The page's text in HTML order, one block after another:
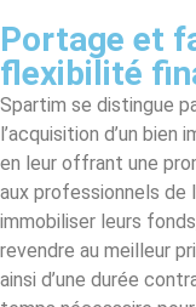
Portage et
flexibilité
Spartim se distingue
l’acquisition d’un
en leur offrant une
aux professionnels de
immobiliser leurs
revendre au meilleur
ainsi d’une durée